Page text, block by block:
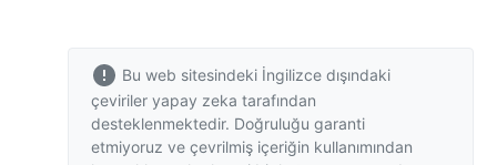
Bu web sitesindeki İngilizce dışındaki
çeviriler yapay zeka tarafından
desteklenmektedir. Doğruluğu garanti
etmiyoruz ve çevrilmiş içeriğin kullanımından